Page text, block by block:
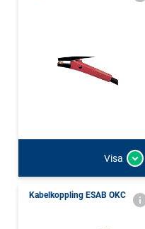
Visa
Kabelkoppling ESAB OKC